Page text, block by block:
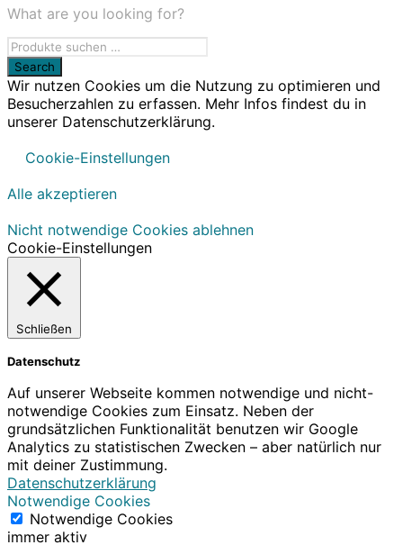
What are you looking for?
Wir nutzen Cookies um die Nutzung zu optimieren und
Besucherzahlen zu erfassen. Mehr Infos findest du in
unserer Datenschutzerklärung.
Cookie-Einstellungen
Alle akzeptieren
Nicht notwendige Cookies ablehnen
Cookie-Einstellungen
Schließen
Datenschutz
Auf unserer Webseite kommen notwendige und nicht-
notwendige Cookies zum Einsatz. Neben der
grundsätzlichen Funktionalität benutzen wir Google
Analytics zu statistischen Zwecken – aber natürlich nur
mit deiner Zustimmung.
Datenschutzerklärung
Notwendige Cookies
Notwendige Cookies
immer aktiv